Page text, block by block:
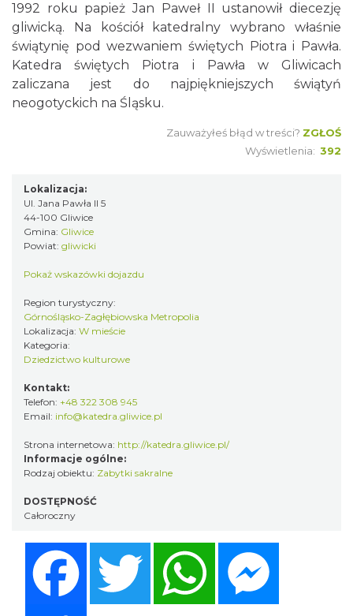
1992 roku papież Jan Paweł II ustanowił diecezję
gliwicką. Na kościół katedralny wybrano właśnie
świątynię pod wezwaniem świętych Piotra i Pawła.
Katedra świętych Piotra i Pawła w Gliwicach
zaliczana jest do najpiękniejszych świątyń
neogotyckich na Śląsku.
Zauważyłeś błąd w treści? ZGŁOŚ
Wyświetlenia: 392
Lokalizacja:
Ul. Jana Pawła II 5
44-100 Gliwice
Gmina: Gliwice
Powiat: gliwicki
Pokaż wskazówki dojazdu
Region turystyczny:
Górnośląsko-Zagłębiowska Metropolia
Lokalizacja: W mieście
Kategoria:
Dziedzictwo kulturowe
Kontakt:
Telefon: +48 322 308 945
Email: info@katedra.gliwice.pl
Strona internetowa: http://katedra.gliwice.pl/
Informacje ogólne:
Rodzaj obiektu: Zabytki sakralne
DOSTĘPNOŚĆ
Całoroczny
Twitter WhatsApp